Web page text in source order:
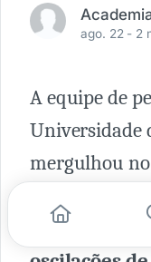
ago. 22 - 2
A equipe de
Universidade
mergulhou